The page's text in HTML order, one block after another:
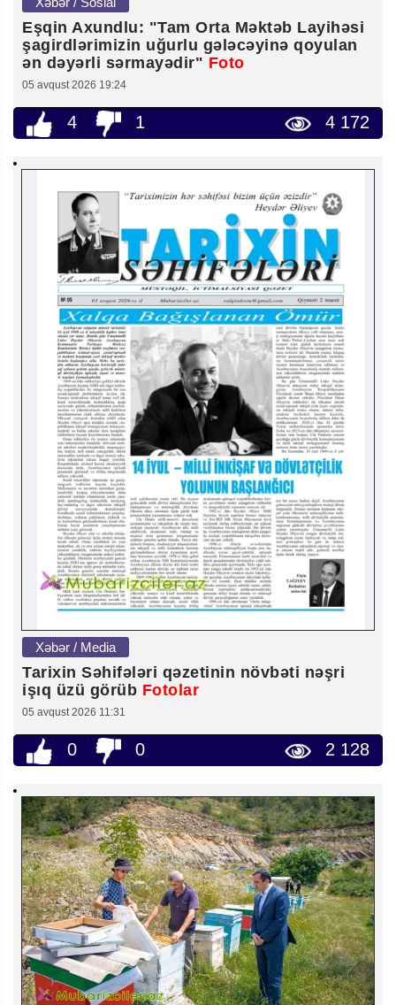
Eşqin Axundlu: "Tam Orta Məktəb Layihəsi
şagirdlərimizin uğurlu gələcəyinə qoyulan
ən dəyərli sərmayədir" Foto
05 avqust 2026 19:24
4 1 4 172
Xəbər / Media
Tarixin Səhifələri qəzetinin növbəti nəşri
işıq üzü görüb Fotolar
05 avqust 2026 11:31
0 0 2 128